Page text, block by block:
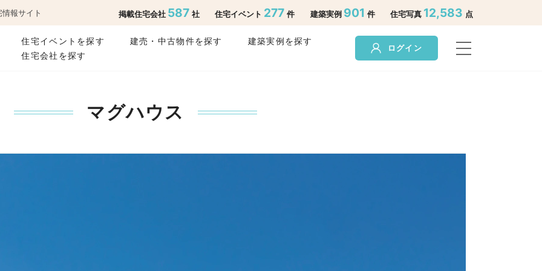
報サイト 掲載住宅会社 587 社 住宅イベント 277件 建築実例 901 件 住宅写真 12,583 点
住宅イベントを探す 建売・中古物件を探す
建築実例を探す
住宅会社を探す
ログイン
マグハウス